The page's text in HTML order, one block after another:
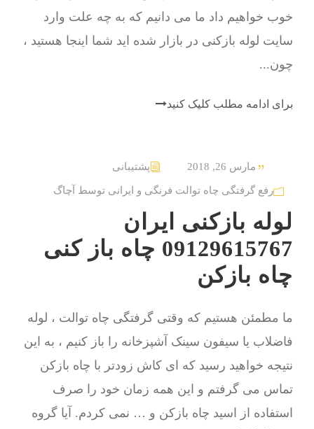
خوب خواهیم داد ما می دانیم که به چه علت وارد
سایت لوله بازکنی در بازار شده اید شما اینجا هستید ،
چون...
برای ادامه مطلب کلیک کنید
مارس 26, 2018 پشتیبانی
رفع گرفتگی چاه توالت فرنگی و ایرانی توسط آچاگ
لوله بازکنی ایران
09129615767 چاه باز کنی
چاه بازکن
ما مطمئن هستیم که وقتی گرفتگی چاه توالت ، لوله
فاضلاب یا سیفون سینک آشپزخانه را باز کنیم ، به این
نتیجه خواهید رسید که ای کاش زودتر با چاه بازکن
تماس می گرفتم و این همه زمان خود را صرف
استفاده از اسید چاه بازکن و … نمی کردم. آیا گروه